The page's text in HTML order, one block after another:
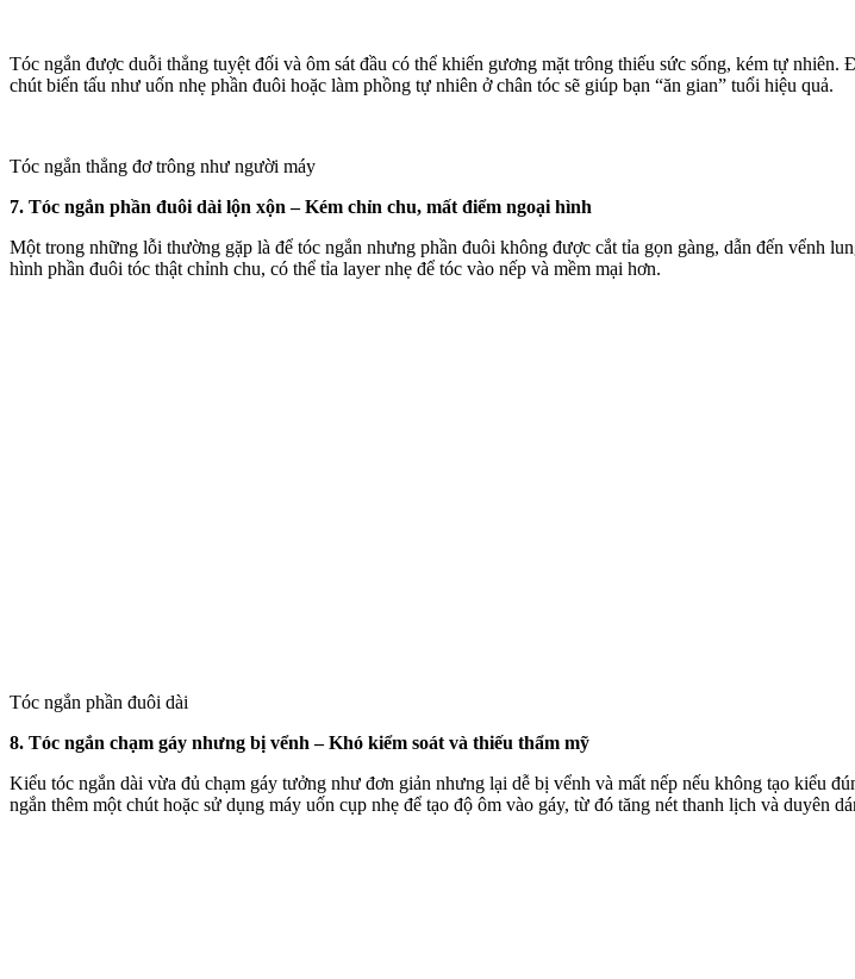
Tóc ngắn được duỗi thẳng tuyệt đối và ôm sát đầu có thể khiến gương mặt trông thiếu sức sống, kém tự
chút biến tấu như uốn nhẹ phần đuôi hoặc làm phồng tự nhiên ở chân tóc sẽ giúp bạn “ăn gian” tuổi hiệu quả.
Tóc ngắn thẳng đơ trông như người máy
7. Tóc ngắn phần đuôi dài lộn xộn – Kém chỉn chu, mất điểm ngoại hình
Một trong những lỗi thường gặp là để tóc ngắn nhưng phần đuôi không được cắt tỉa gọn gàng, dẫn đến vểnh
hình phần đuôi tóc thật chỉnh chu, có thể tỉa layer nhẹ để tóc vào nếp và mềm mại hơn.
Tóc ngắn phần đuôi dài
8. Tóc ngắn chạm gáy nhưng bị vểnh – Khó kiểm soát và thiếu thẩm mỹ
Kiểu tóc ngắn dài vừa đủ chạm gáy tưởng như đơn giản nhưng lại dễ bị vểnh và mất nếp nếu không tạo kiểu
ngắn thêm một chút hoặc sử dụng máy uốn cụp nhẹ để tạo độ ôm vào gáy, từ đó tăng nét thanh lịch và duyên